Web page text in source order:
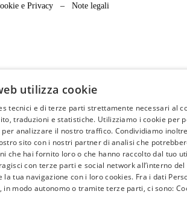
e Privacy – Note legali
utilizza cookie
tecnici e di terze parti strettamente necessari al
traduzioni e statistiche. Utilizziamo i cookie per
per analizzare il nostro traffico. Condividiamo
sito con i nostri partner di analisi che
che hai fornito loro o che hanno raccolto dal tuo
con terze parti e social network all’interno
tua navigazione con i loro cookies. Fra i dati
in modo autonomo o tramite terze parti, ci sono: